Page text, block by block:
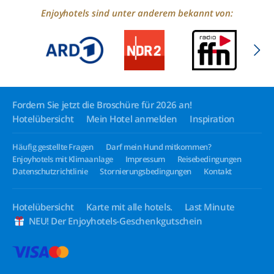
Enjoyhotels sind unter anderem bekannt von:
Fordern Sie jetzt die Broschüre für 2026 an!
Hotelübersicht
Mein Hotel anmelden Inspiration
Häufig gestellte Fragen
Darf mein Hund mitkommen?
Enjoyhotels mit Klimaanlage
Impressum
Reisebedingungen
Datenschutzrichtlinie
Stornierungsbedingungen Kontakt
Hotelübersicht Karte mit alle hotels.
Last Minute
NEU! Der Enjoyhotels-Geschenkgutschein